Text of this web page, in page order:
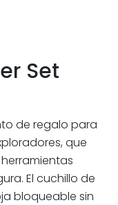
Set
de regalo para
que
El cuchillo de
bloqueable sin